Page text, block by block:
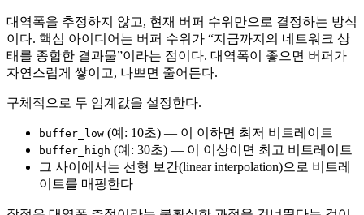
대역폭을 추정하지 않고, 현재 버퍼 수위만으로 결정하는 방식
이다. 핵심 아이디어는 버퍼 수위가 “지금까지의 네트워크 상
태를 종합한 결과물”이라는 점이다. 대역폭이 좋으면 버퍼가
자연스럽게 쌓이고, 나쁘면 줄어든다.
구체적으로 두 임계값을 설정한다.
buffer_low (예: 10초) — 이 이하면 최저 비트레이트
buffer_high (예: 30초) — 이 이상이면 최고 비트레이트
그 사이에서는 선형 보간(linear interpolation)으로 비트레
이트를 매핑한다